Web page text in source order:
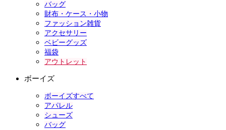
バッグ
財布・ケース・小物
ファッション雑貨
アクセサリー
ベビーグッズ
福袋
アウトレット
ボーイズ
ボーイズすべて
アパレル
シューズ
バッグ